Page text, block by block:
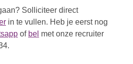
Solliciteer direct
in te vullen. Heb je eerst nog
of bel met onze recruiter